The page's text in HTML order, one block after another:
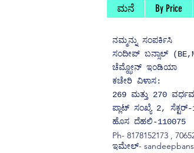
ಮನೆ By Price
ನಮ್ಮನ್ನುಸಂಪರ್ಕಿಸಿ
ಸಂದೀಪ್ ಬನ್ಸಾಲ್
ಚೆಮ್ಝೋನ್ ಇಂಡಿಯಾ
ಕಚೇರಿ ವಿಳಾಸ:
269 ಮತ್ತು 270
ಪ್ಲಾಟ್ ಸಂಖ್ಯೆ 2, ಸೆಕ್ಟರ್-
ಹೊಸ ದೆಹಲಿ-110075
Ph- 8178152173 ,
ಇಮೇಲ್-